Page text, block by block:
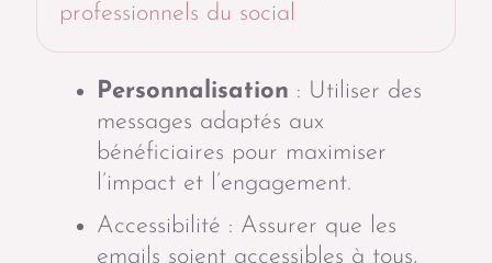
professionnels du social
Personnalisation : Utiliser des
messages adaptés aux
bénéficiaires pour maximiser
l’impact et l’engagement.
Accessibilité : Assurer que les
emails soient accessibles à tous,